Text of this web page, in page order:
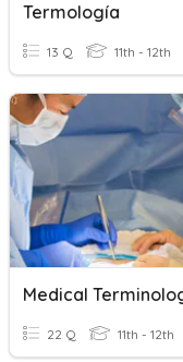
Termología
13 Q 11th - 12th
22 Q 11th - 12th